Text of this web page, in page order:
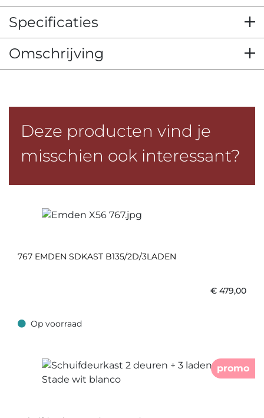
Specificaties
Omschrijving
Deze producten vind je
misschien ook interessant?
767 EMDEN SDKAST B135/2D/3LADEN
€ 479,00
Op voorraad
Op voorraad
promo